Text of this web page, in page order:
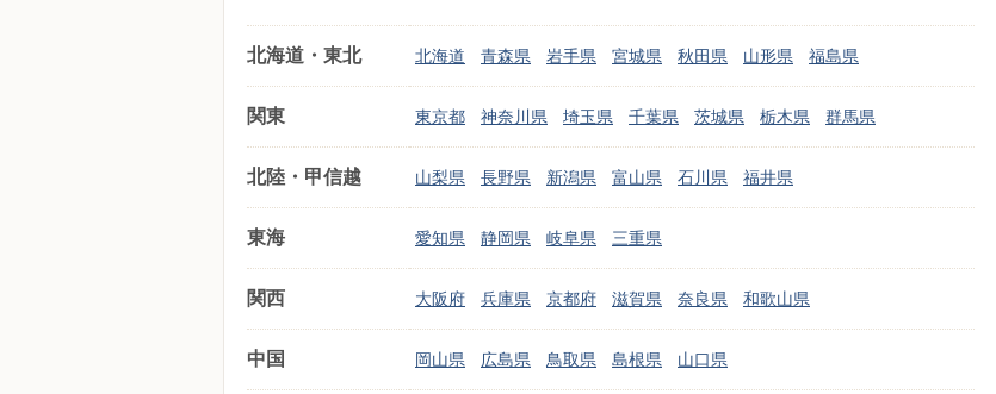
北海道・東北 北海道 青森県 岩手県 宮城県 秋田県 山形県 福島県
関東 東京都 神奈川県 埼玉県 千葉県 茨城県 栃木県 群馬県
北陸・甲信越 山梨県 長野県 新潟県 富山県 石川県 福井県
東海 愛知県 静岡県 岐阜県 三重県
関西 大阪府 兵庫県 京都府 滋賀県 奈良県 和歌山県
中国 岡山県 広島県 鳥取県 島根県 山口県